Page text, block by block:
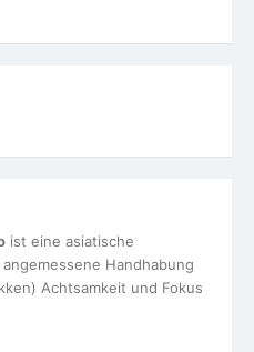
ist eine asiatische
Handhabung
Achtsamkeit und Fokus